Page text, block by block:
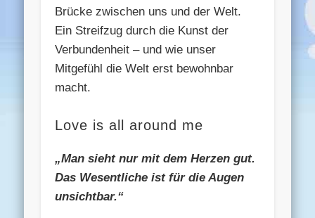
Brücke zwischen uns und der Welt.
Ein Streifzug durch die Kunst der
Verbundenheit – und wie unser
Mitgefühl die Welt erst bewohnbar
macht.
Love is all around me
„Man sieht nur mit dem Herzen gut.
Das Wesentliche ist für die Augen
unsichtbar.“